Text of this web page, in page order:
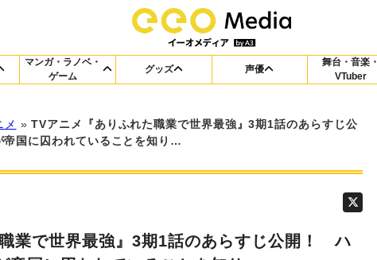
マンガ・ラノベ・
ゲーム
グッズ 声優
舞台・音楽・
VTuber
メ »TVアニメ『ありふれた職業で世界最強』3期1話のあらすじ公
国に囚われていることを知り…
業で世界最強』3期1話のあらすじ公開！ ハ